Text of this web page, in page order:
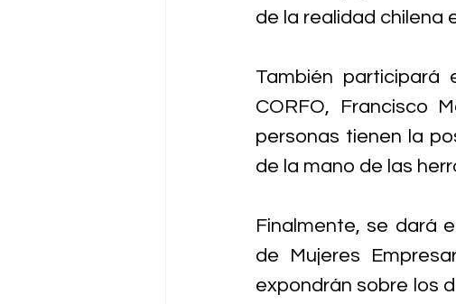
de la realidad chilena
También participará
CORFO, Francisco
personas tienen la
de la mano de las
Finalmente, se dará
de Mujeres
expondrán sobre los